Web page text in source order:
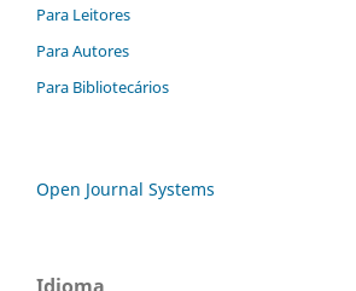
Para Leitores
Para Autores
Para Bibliotecários
Open Journal Systems